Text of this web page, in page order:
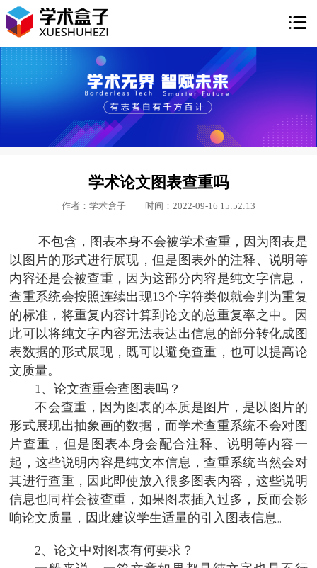

学术论文图表查重吗
作者：学术盒子 时间：2022-09-16 15:52:13
不包含，图表本身不会被学术查重，因为图表是
以图片的形式进行展现，但是图表外的注释、说明等
内容还是会被查重，因为这部分内容是纯文字信息，
查重系统会按照连续出现13个字符类似就会判为重复
的标准，将重复内容计算到论文的总重复率之中。因
此可以将纯文字内容无法表达出信息的部分转化成图
表数据的形式展现，既可以避免查重，也可以提高论
文质量。
1、论文查重会查图表吗？
不会查重，因为图表的本质是图片，是以图片的
形式展现出抽象画的数据，而学术查重系统不会对图
片查重，但是图表本身会配合注释、说明等内容一
起，这些说明内容是纯文本信息，查重系统当然会对
其进行查重，因此即使放入很多图表内容，这些说明
信息也同样会被查重，如果图表插入过多，反而会影
响论文质量，因此建议学生适量的引入图表信息。
2、论文中对图表有何要求？